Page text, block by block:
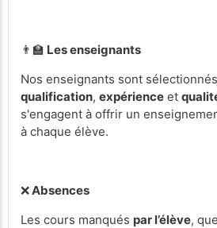
👨‍🏫 Les enseignants
Nos enseignants sont
qualification, expérience et
s'engagent à offrir un
à chaque élève.
❌Absences
Les cours manqués par l’élève,